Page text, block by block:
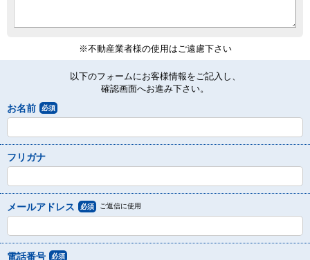
※不動産業者様の使用はご遠慮下さい
以下のフォームにお客様情報をご記入し、
確認画面へお進み下さい。
お名前 必須
フリガナ
メールアドレス 必須 ご返信に使用
電話番号 必須